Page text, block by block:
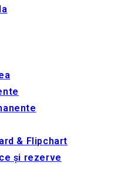
& Flipchart
și rezerve